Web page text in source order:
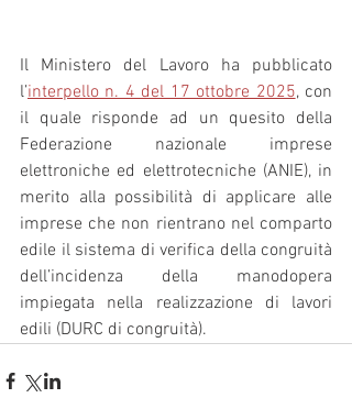
Il Ministero del Lavoro ha pubblicato
l’interpello n. 4 del 17 ottobre 2025, con
il quale risponde ad un quesito della
Federazione nazionale imprese
elettroniche ed elettrotecniche (ANIE), in
merito alla possibilità di applicare alle
imprese che non rientrano nel comparto
edile il sistema di verifica della congruità
dell’incidenza della manodopera
impiegata nella realizzazione di lavori
edili (DURC di congruità).